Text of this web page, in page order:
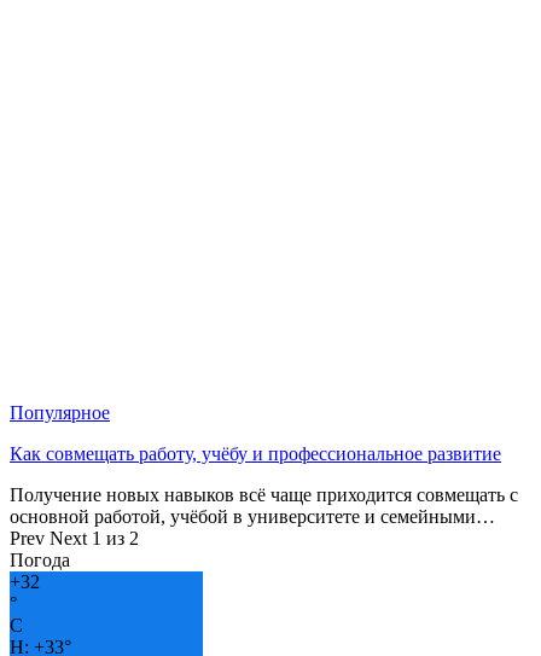
Популярное
Как совмещать работу, учёбу и профессиональное развитие
Получение новых навыков всё чаще приходится совмещать с
основной работой, учёбой в университете и семейными…
Prev Next 1 из 2
Погода
+32
°
C
H: +33°